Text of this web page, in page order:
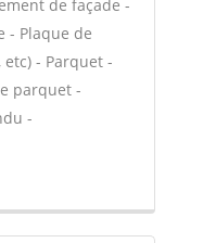
de façade -
- Plaque de
- Parquet -
parquet -
-